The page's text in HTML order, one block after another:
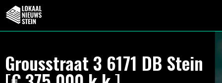
Grousstraat 3 6171 DB Stein